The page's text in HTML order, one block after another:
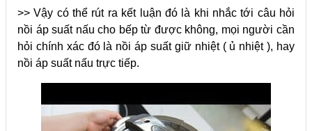
>> Vậy có thể rút ra kết luận đó là khi nhắc tới câu hỏi
nồi áp suất nấu cho bếp từ được không, mọi người cần
hỏi chính xác đó là nồi áp suất giữ nhiệt ( ủ nhiệt ), hay
nồi áp suất nấu trực tiếp.